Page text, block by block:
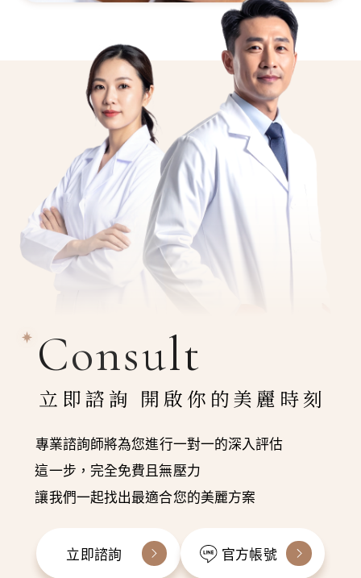
Consult
立即諮詢 開啟你的美麗時刻
專業諮詢師將為您進行一對一的深入評估
這一步，完全免費且無壓力
讓我們一起找出最適合您的美麗方案
立即諮詢 官方帳號